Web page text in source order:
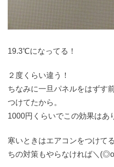
19.3℃になってる！
２度くらい違う！
ちなみに一旦パネルをはずす
つけてたから。
1000円くらいでこの効果はあ
寒いときはエアコンをつけて
ちの対策もやらなければ＼